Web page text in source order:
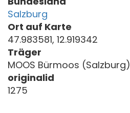
Salzburg
Ort auf Karte
47.983581, 12.919342
Träger
MOOS Bürmoos (Salzburg)
originalid
1275